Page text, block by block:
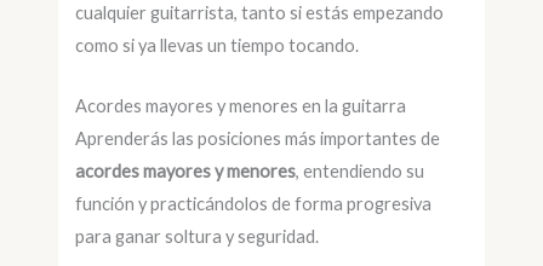
cualquier guitarrista, tanto si estás empezando
como si ya llevas un tiempo tocando.
Acordes mayores y menores en la guitarra
Aprenderás las posiciones más importantes de
acordes mayores y menores, entendiendo su
función y practicándolos de forma progresiva
para ganar soltura y seguridad.